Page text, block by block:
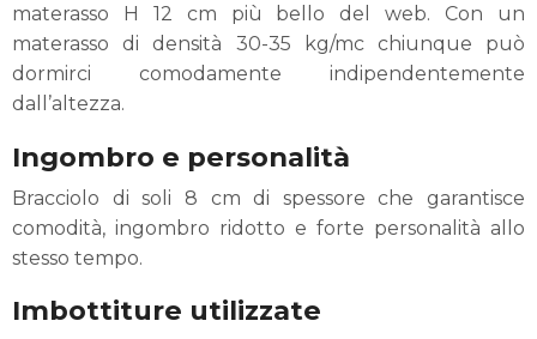
materasso H 12 cm più bello del web. Con un
materasso di densità 30-35 kg/mc chiunque può
dormirci comodamente indipendentemente
dall’altezza.
Ingombro e personalità
Bracciolo di soli 8 cm di spessore che garantisce
comodità, ingombro ridotto e forte personalità allo
stesso tempo.
Imbottiture utilizzate